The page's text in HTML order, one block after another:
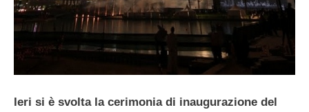
Ieri si è svolta la cerimonia di inaugurazione del